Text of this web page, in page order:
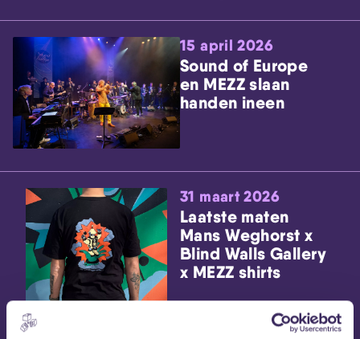
15 april 2026
Sound of Europe
en MEZZ slaan
handen ineen
31 maart 2026
Laatste maten
Mans Weghorst x
Blind Walls Gallery
x MEZZ shirts